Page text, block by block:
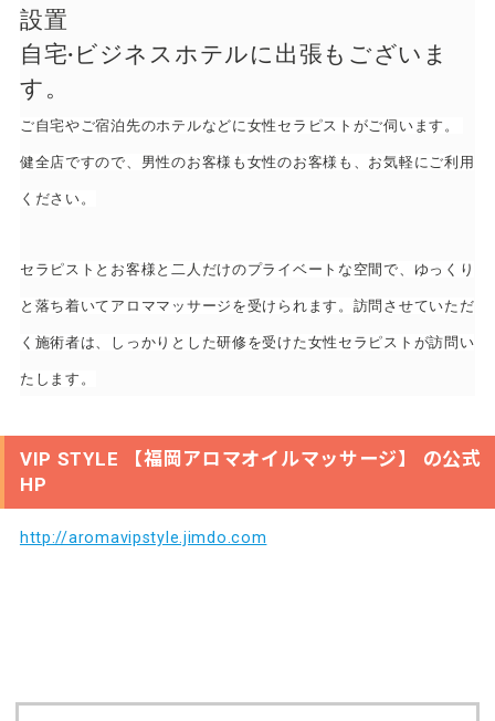
設置
自宅·ビジネスホテルに出張もございま
す。
ご自宅やご宿泊先のホテルなどに女性セラピストがご伺います。
健全店ですので、男性のお客様も女性のお客様も、お気軽にご利用
ください。
セラピストとお客様と二人だけのプライベートな空間で、ゆっくり
と落ち着いてアロママッサージを受けられます。訪問させていただ
く施術者は、しっかりとした研修を受けた女性セラピストが訪問い
たします。
VIP STYLE 【福岡アロマオイルマッサージ】 の公式
HP
http://aromavipstyle.jimdo.com